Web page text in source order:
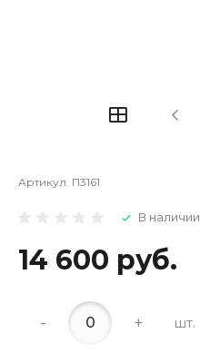
Артикул: П3161
В наличии
14 600 руб.
- + шт.